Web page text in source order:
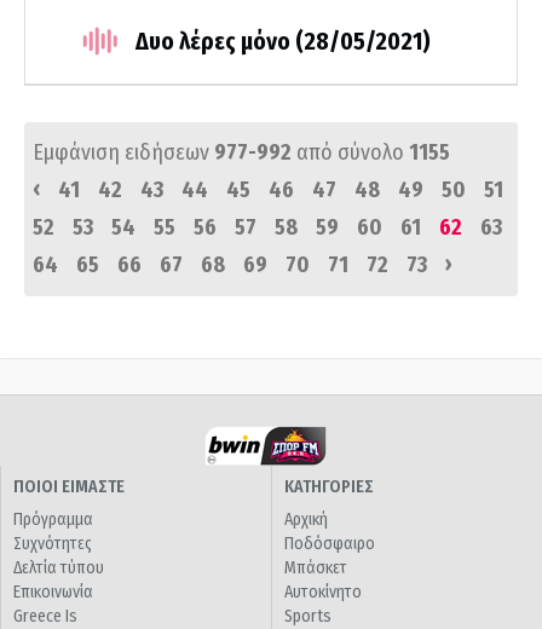
Δυο λέρες μόνο (28/05/2021)
Εμφάνιση ειδήσεων 977-992 από σύνολο 1155
‹
41 42 43 44 45 46 47 48 49 50
51
52
53 54 55 56 57 58 59 60 61 62
63
64
65 66 67 68 69 70 71 72 73 ›
ΠΟΙΟΙ ΕΙΜΑΣΤΕ
Πρόγραμμα
Συχνότητες
Δελτία τύπου
Επικοινωνία
Greece Is
ΚΑΤΗΓΟΡΙΕΣ
Αρχική
Ποδόσφαιρο
Μπάσκετ
Αυτοκίνητο
Sports